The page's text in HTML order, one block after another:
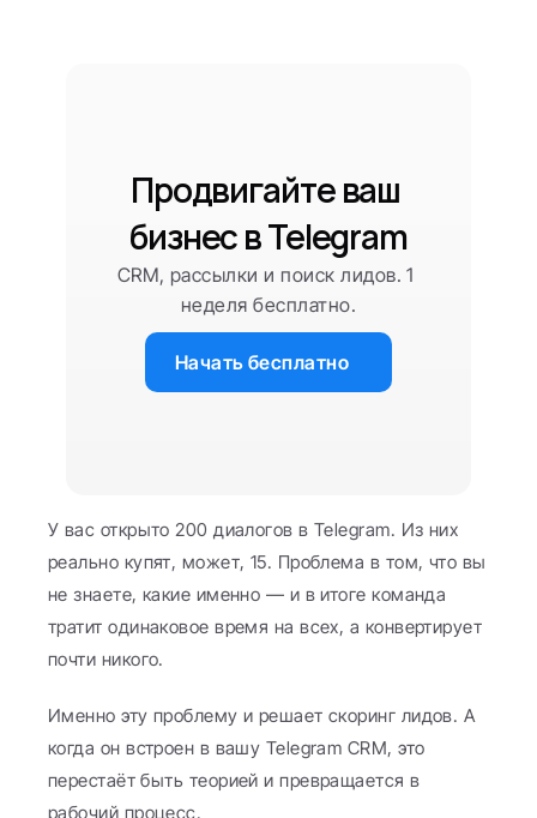
Продвигайте ваш
бизнес в Telegram
CRM, рассылки и поиск лидов. 1
неделя бесплатно.
Начать бесплатно
У вас открыто 200 диалогов в Telegram. Из них
реально купят, может, 15. Проблема в том, что вы
не знаете, какие именно — и в итоге команда
тратит одинаковое время на всех, а конвертирует
почти никого.
Именно эту проблему и решает скоринг лидов. А
когда он встроен в вашу Telegram CRM, это
перестаёт быть теорией и превращается в
рабочий процесс.